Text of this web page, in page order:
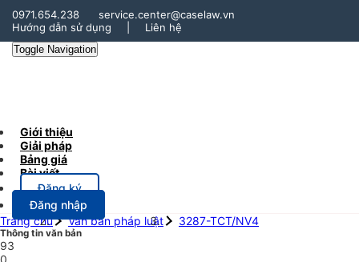
0971.654.238
service.center@caselaw.vn
Hướng dẫn sử dụng
Liên hệ
Toggle Navigation
Giới thiệu
Giải pháp
Bảng giá
Bài viết
Đăng ký
Đăng nhập
Trang chủ
Văn bản pháp luật 3287-TCT/NV4
Thông tin văn bản
93
0